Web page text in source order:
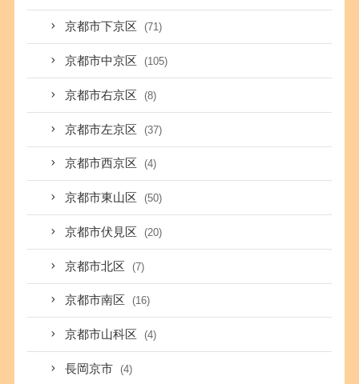
京都市下京区 (71)
京都市中京区 (105)
京都市右京区 (8)
京都市左京区 (37)
京都市西京区 (4)
京都市東山区 (50)
京都市伏見区 (20)
京都市北区 (7)
京都市南区 (16)
京都市山科区 (4)
長岡京市 (4)